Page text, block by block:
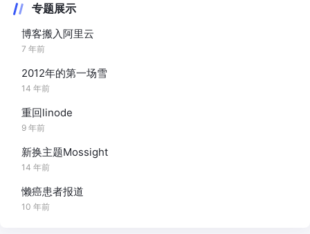
专题展示
博客搬入阿里云
7 年前
2012年的第一场雪
14 年前
重回linode
9 年前
新换主题Mossight
14 年前
懒癌患者报道
10 年前